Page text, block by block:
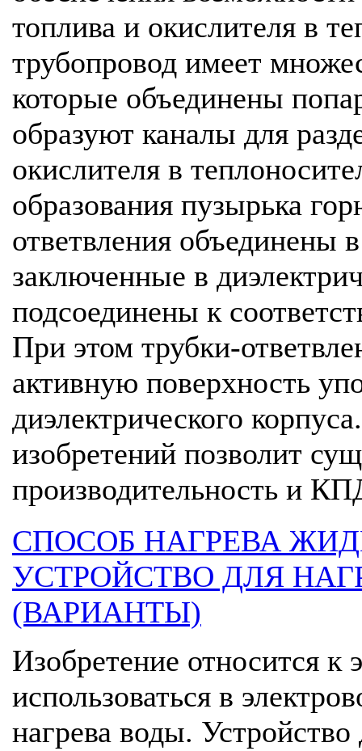
топлива и окислителя в
трубопровод имеет
которые объединены
образуют каналы для
окислителя в
образования пузырька
ответвления объединены
заключенные в
подсоединены к
При этом трубки-
активную поверхность
диэлектрического
изобретений позволит
производительность и
СПОСОБ НАГРЕВА
УСТРОЙСТВО ДЛЯ
(ВАРИАНТЫ)
Изобретение относится к
использоваться в
нагрева воды.